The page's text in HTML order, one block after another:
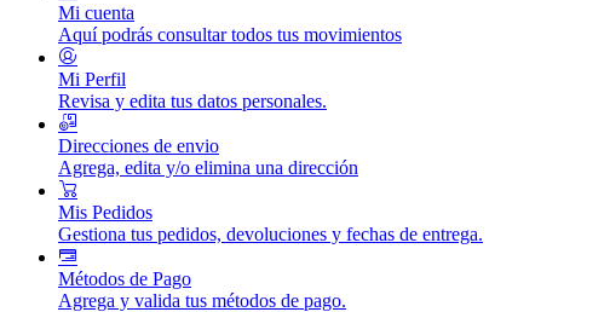
Mi cuenta
Aquí podrás consultar todos tus movimientos
Mi Perfil
Revisa y edita tus datos personales.
Direcciones de envio
Agrega, edita y/o elimina una dirección
Mis Pedidos
Gestiona tus pedidos, devoluciones y fechas de entrega.
Métodos de Pago
Agrega y valida tus métodos de pago.